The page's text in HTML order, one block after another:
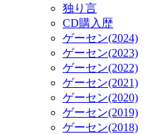
独り言
CD購入歴
ゲーセン(2024)
ゲーセン(2023)
ゲーセン(2022)
ゲーセン(2021)
ゲーセン(2020)
ゲーセン(2019)
ゲーセン(2018)